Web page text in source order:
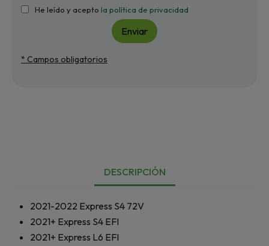
He leído y acepto la política de privacidad
Enviar
* Campos obligatorios
DESCRIPCIÓN
2021-2022 Express S4 72V
2021+ Express S4 EFI
2021+ Express L6 EFI